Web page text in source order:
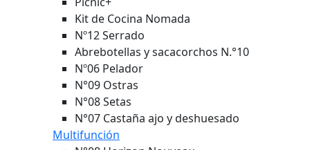
Kit de Cocina Nomada
Nº12 Serrado
Abrebotellas y sacacorchos N.°10
Nº06 Pelador
N°09 Ostras
N°08 Setas
N°07 Castaña ajo y deshuesado
Multifunción